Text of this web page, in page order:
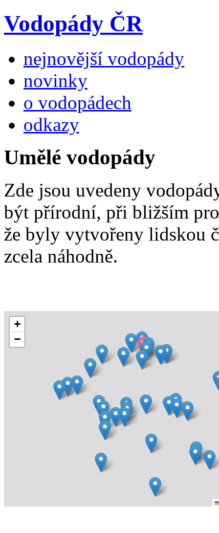
Vodopády ČR
nejnovější vodopády
novinky
o vodopádech
odkazy
Umělé vodopády
Zde jsou uvedeny
být přírodní, při bližším
že byly vytvořeny lidskou
zcela náhodně.
+
−